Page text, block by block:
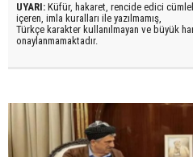
UYARI: Küfür, hakaret, rencide edici
içeren, imla kuralları ile yazılmamış,
Türkçe karakter kullanılmayan ve büyük
onaylanmamaktadır.